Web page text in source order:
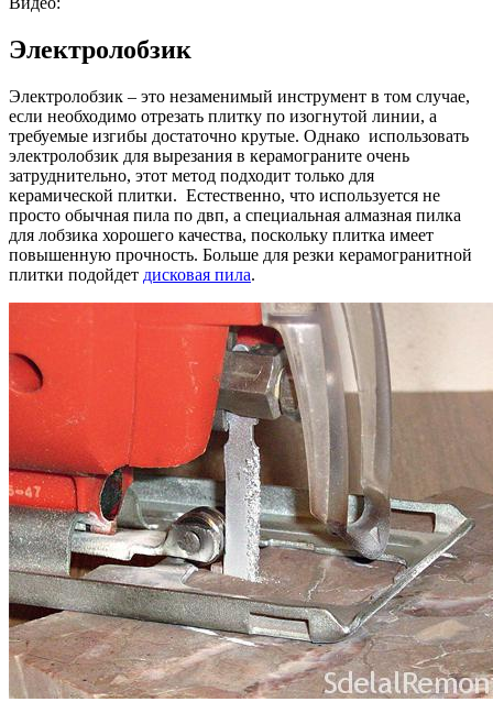
Электролобзик
Электролобзик – это незаменимый инструмент в том случае,
если необходимо отрезать плитку по изогнутой линии, а
требуемые изгибы достаточно крутые. Однако использовать
электролобзик для вырезания в керамограните очень
затруднительно, этот метод подходит только для
керамической плитки. Естественно, что используется не
просто обычная пила по двп, а специальная алмазная пилка
для лобзика хорошего качества, поскольку плитка имеет
повышенную прочность. Больше для резки керамогранитной
плитки подойдет дисковая пила.